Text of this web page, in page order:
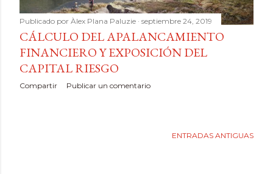
Publicado por Àlex Plana Paluzie septiembre 24, 2019
CÁLCULO DEL APALANCAMIENTO
FINANCIERO Y EXPOSICIÓN DEL
CAPITAL RIESGO
Compartir Publicar un comentario
ENTRADAS ANTIGUAS